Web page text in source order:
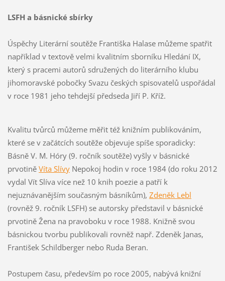
LSFH a básnické sbírky
Úspěchy Literární soutěže Františka Halase můžeme spatřit
například v textově velmi kvalitním sborníku Hledání IX,
který s pracemi autorů sdružených do literárního klubu
jihomoravské pobočky Svazu českých spisovatelů uspořádal
v roce 1981 jeho tehdejší předseda Jiří P. Kříž.
Kvalitu tvůrců můžeme měřit též knižním publikováním,
které se v začátcích soutěže objevuje spíše sporadicky:
Básně V. M. Hóry (9. ročník soutěže) vyšly v básnické
prvotině Víta SlívyNepokoj hodin v roce 1984 (do roku 2012
vydal Vít Slíva více než 10 knih poezie a patří k
nejuznávanějším současným básníkům), Zdeněk Lebl
(rovněž 9. ročník LSFH) se autorsky představil v básnické
prvotině Žena na pravoboku v roce 1988. Knižně svou
básnickou tvorbu publikovali rovněž např. Zdeněk Janas,
František Schildberger nebo Ruda Beran.
Postupem času, především po roce 2005, nabývá knižní